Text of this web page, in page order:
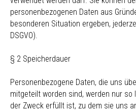
personenbezogenen Daten aus
besonderen Situation ergeben,
DSGVO).
§ 2 Speicherdauer
Personenbezogene Daten, die uns
mitgeteilt worden sind, werden nur so
der Zweck erfüllt ist, zu dem sie uns